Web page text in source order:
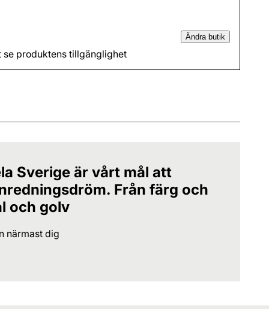
produktens tillgänglighet
Ändra butik
Sverige är vårt mål att
Från färg och
och golv
närmast dig